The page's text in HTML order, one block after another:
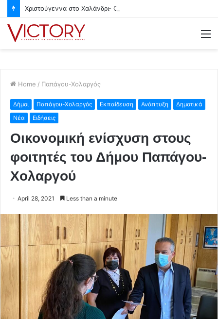
Home / Παπάγου-Χολαργός
Δήμοι Παπάγου-Χολαργός Εκπαίδευση Ανάπτυξη
Δημοτικά
Νέα
Ειδήσεις
Οικονομική ενίσχυση στους
φοιτητές του Δήμου Παπάγου-
Χολαργού
April 28, 2021 Less than a minute